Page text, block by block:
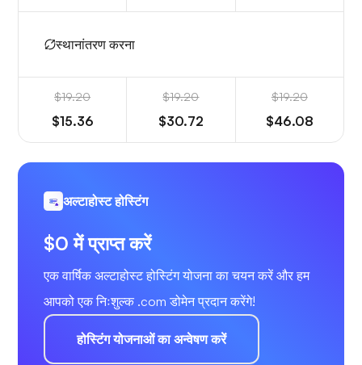
स्थानांतरण करना
$19.20
$15.36
$19.20
$30.72
$19.20
$46.08
अल्टाहोस्ट होस्टिंग
$0 में प्राप्त करें
एक वार्षिक अल्टाहोस्ट होस्टिंग योजना का चयन करें और हम
आपको एक निःशुल्क .com डोमेन प्रदान करेंगे!
होस्टिंग योजनाओं का अन्वेषण करें